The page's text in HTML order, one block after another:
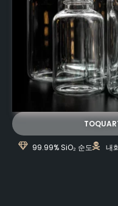
99.99% SiO₂ 순도 내